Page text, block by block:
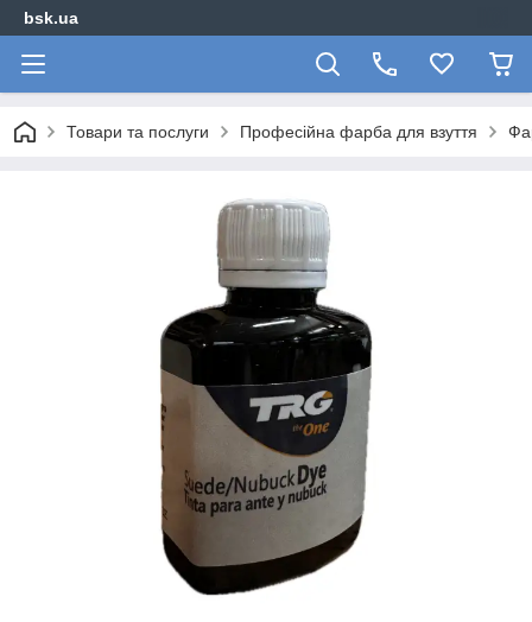
bsk.ua
Товари та послуги Професійна фарба для взуття